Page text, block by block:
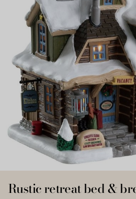
Rustic retreat bed &